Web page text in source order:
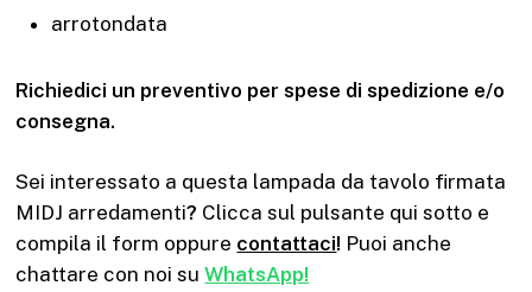
arrotondata
Richiedici un preventivo per spese di spedizione e/o
consegna.
Sei interessato a questa lampada da tavolo firmata
MIDJ arredamenti? Clicca sul pulsante qui sotto e
compila il form oppure contattaci! Puoi anche
chattare con noi su WhatsApp!